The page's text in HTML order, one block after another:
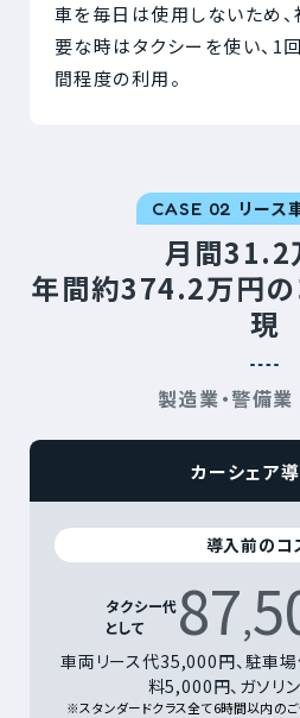
車を毎日は使用しないため
要な時はタクシーを使い、1
間程度の利用。
CASE 02 リース
月間31.2
年間約374.2万円の
現
製造業・警備
カーシェア
導入前のコ
タクシー代
として
87,
車両リース代35,000円、駐車
料5,000円、ガソリ
※スタンダードクラス全て6時間以内の